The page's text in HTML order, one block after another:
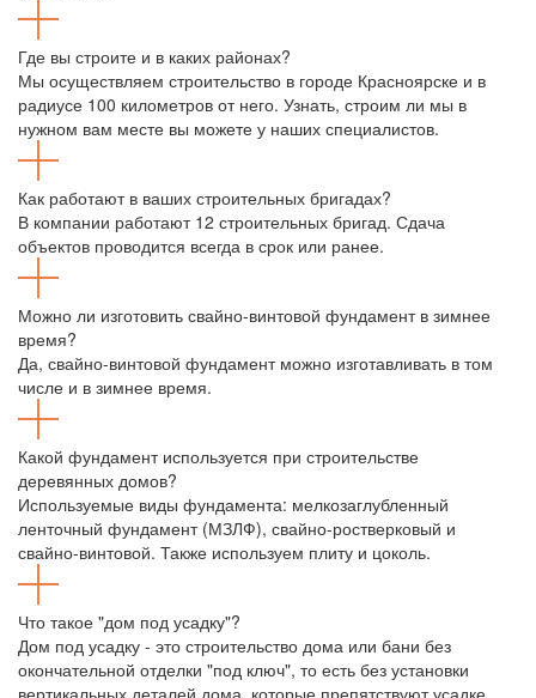
Где вы строите и в каких районах?
Мы осуществляем строительство в городе Красноярске и в
радиусе 100 километров от него. Узнать, строим ли мы в
нужном вам месте вы можете у наших специалистов.
Как работают в ваших строительных бригадах?
В компании работают 12 строительных бригад. Сдача
объектов проводится всегда в срок или ранее.
Можно ли изготовить свайно-винтовой фундамент в зимнее
время?
Да, свайно-винтовой фундамент можно изготавливать в том
числе и в зимнее время.
Какой фундамент используется при строительстве
деревянных домов?
Используемые виды фундамента: мелкозаглубленный
ленточный фундамент (МЗЛФ), свайно-ростверковый и
свайно-винтовой. Также используем плиту и цоколь.
Что такое "дом под усадку"?
Дом под усадку - это строительство дома или бани без
окончательной отделки "под ключ", то есть без установки
вертикальных деталей дома, которые препятствуют усадке